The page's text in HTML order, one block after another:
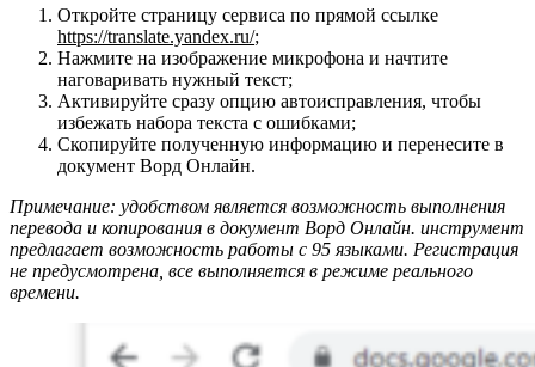
Откройте страницу сервиса по прямой ссылке
https://translate.yandex.ru/;
Нажмите на изображение микрофона и начтите
наговаривать нужный текст;
Активируйте сразу опцию автоисправления, чтобы
избежать набора текста с ошибками;
Скопируйте полученную информацию и перенесите в
документ Ворд Онлайн.
Примечание: удобством является возможность выполнения
перевода и копирования в документ Ворд Онлайн. инструмент
предлагает возможность работы с 95 языками. Регистрация
не предусмотрена, все выполняется в режиме реального
времени.